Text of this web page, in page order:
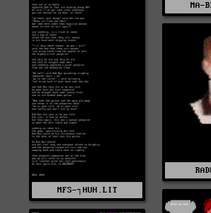
MA-
MFS-┐HUH.LIT